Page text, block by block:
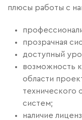
плюсы работы с
прозрачная
доступный
возможность
области
технического
систем;
наличие